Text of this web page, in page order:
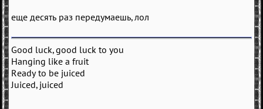
еще десять раз передумаешь, лол
Good luck, good luck to you
Hanging like a fruit
Ready to be juiced
Juiced, juiced